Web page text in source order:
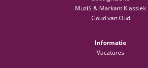
MuziS & Markant Klassiek
Goud van Oud
Informatie
Vacatures